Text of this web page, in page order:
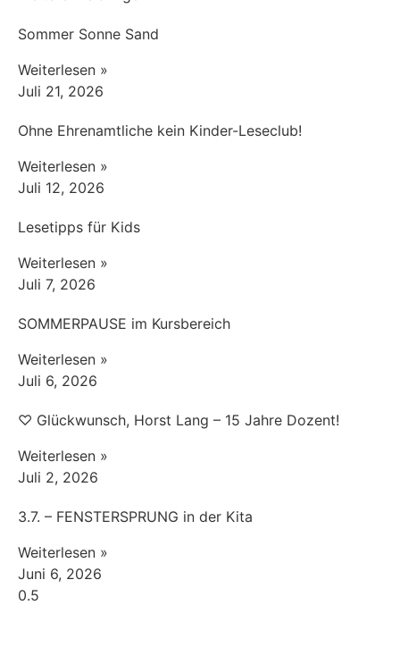
Sommer Sonne Sand
Weiterlesen »
Juli 21, 2026
Ohne Ehrenamtliche kein Kinder-Leseclub!
Weiterlesen »
Juli 12, 2026
Lesetipps für Kids
Weiterlesen »
Juli 7, 2026
SOMMERPAUSE im Kursbereich
Weiterlesen »
Juli 6, 2026
♡ Glückwunsch, Horst Lang – 15 Jahre Dozent!
Weiterlesen »
Juli 2, 2026
3.7. – FENSTERSPRUNG in der Kita
Weiterlesen »
Juni 6, 2026